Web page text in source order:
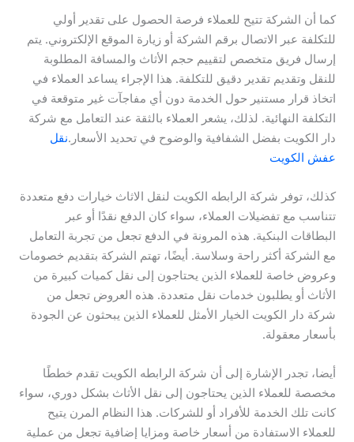
كما أن الشركة تتيح للعملاء فرصة الحصول على تقدير أولي
للتكلفة عبر الاتصال برقم الشركة أو زيارة الموقع الإلكتروني. يتم
إرسال فريق متخصص لتقييم حجم الأثاث والمسافة المطلوبة
للنقل وتقديم تقدير دقيق للتكلفة. هذا الإجراء يساعد العملاء في
اتخاذ قرار مستنير حول الخدمة دون أي مفاجآت غير متوقعة في
التكلفة النهائية. لذلك، يشعر العملاء بالثقة عند التعامل مع شركة
دار الكويت بفضل الشفافية والوضوح في تحديد الأسعار.نقل
عفش الكويت
كذلك، توفر شركة الرابطه الكويت لنقل الاثاث خيارات دفع متعددة
تتناسب مع تفضيلات العملاء، سواء كان الدفع نقدًا أو عبر
البطاقات البنكية. هذه المرونة في الدفع تجعل من تجربة التعامل
مع الشركة أكثر راحة وسلاسة. أيضًا، تهتم الشركة بتقديم خصومات
وعروض خاصة للعملاء الذين يحتاجون إلى نقل كميات كبيرة من
الأثاث أو يطلبون خدمات نقل متعددة. هذه العروض تجعل من
شركة دار الكويت الخيار الأمثل للعملاء الذين يبحثون عن الجودة
بأسعار معقولة.
أيضا، تجدر الإشارة إلى أن شركة الرابطه الكويت تقدم خططًا
مخصصة للعملاء الذين يحتاجون إلى نقل الأثاث بشكل دوري، سواء
كانت تلك الخدمة للأفراد أو للشركات. هذا النظام المرن يتيح
للعملاء الاستفادة من أسعار خاصة ومزايا إضافية تجعل من عملية